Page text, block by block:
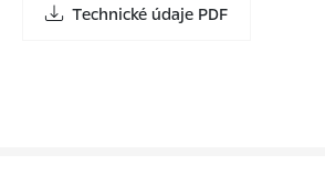
Technické údaje PDF